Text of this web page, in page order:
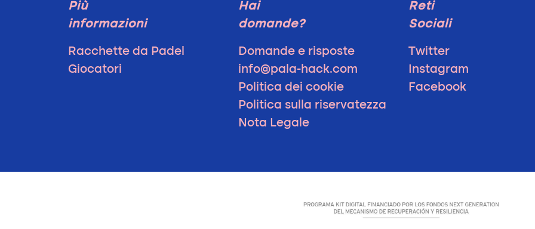
Più
informazioni
Racchette da Padel
Giocatori
Hai
domande?
Domande e risposte
info@pala-hack.com
Politica dei cookie
Politica sulla riservatezza
Nota Legale
Reti
Sociali
Twitter
Instagram
Facebook